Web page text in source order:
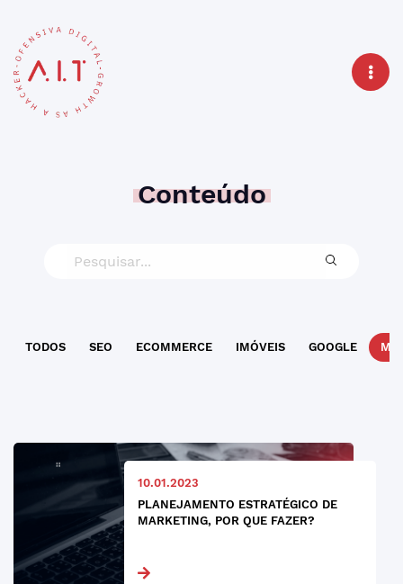
Conteúdo
TODOS SEO ECOMMERCE IMÓVEIS GOOGLE
10.01.2023
PLANEJAMENTO ESTRATÉGICO DE
MARKETING, POR QUE FAZER?